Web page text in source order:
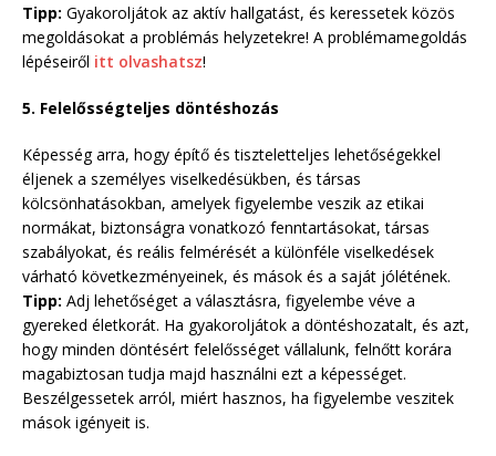
Tipp: Gyakoroljátok az aktív hallgatást, és keressetek közös
megoldásokat a problémás helyzetekre! A problémamegoldás
lépéseiről itt olvashatsz!
5. Felelősségteljes döntéshozás
Képesség arra, hogy építő és tiszteletteljes lehetőségekkel
éljenek a személyes viselkedésükben, és társas
kölcsönhatásokban, amelyek figyelembe veszik az etikai
normákat, biztonságra vonatkozó fenntartásokat, társas
szabályokat, és reális felmérését a különféle viselkedések
várható következményeinek, és mások és a saját jólétének.
Tipp: Adj lehetőséget a választásra, figyelembe véve a
gyereked életkorát. Ha gyakoroljátok a döntéshozatalt, és azt,
hogy minden döntésért felelősséget vállalunk, felnőtt korára
magabiztosan tudja majd használni ezt a képességet.
Beszélgessetek arról, miért hasznos, ha figyelembe veszitek
mások igényeit is.